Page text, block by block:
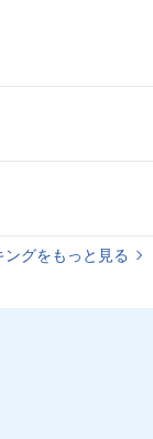
グをもっと見る